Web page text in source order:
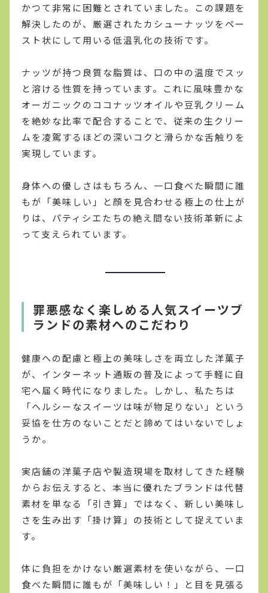
かつて非常に困難とされていました。この課題を
解決したのが、厳選されたカシューナッツをペー
スト状にして用いる低温乳化の技術です。
ナッツが持つ良質な脂質は、口の中の温度でスッ
と溶ける性質を持っています。これに風味豊かな
オーガニックのココナッツオイルや豆乳クリーム
を絶妙な比率で配合することで、従来の生クリー
ムを凌駕するほどの深いコクと滑らかな舌触りを
実現しています。
身体への優しさはもちろん、一口食べた瞬間に誰
もが「美味しい」と顔を見合わせる極上の仕上が
りは、パティシエたちの絶え間ない技術革新によ
って支えられています。
罪悪感なく楽しめる人気スイーツブ
ランドの素材へのこだわり
健康への配慮と極上の美味しさを両立した洋菓子
が、インターネット通販の普及によって手軽に自
宅へ届く時代になりました。しかし、私たちは
「ヘルシーなスイーツは味が物足りない」という
妥協を仕方のないことだと諦めてはいないでしょ
うか。
実店舗の洋菓子店や製造現場を取材してきた経験
からお伝えすると、本当に優れたブランドは代替
素材を単なる「引き算」ではなく、新しい美味し
さを生み出す「掛け算」の技術として捉えていま
す。
体に負担をかけない厳選素材を使いながら、一口
食べた瞬間に誰もが「美味しい！」と目を見張る